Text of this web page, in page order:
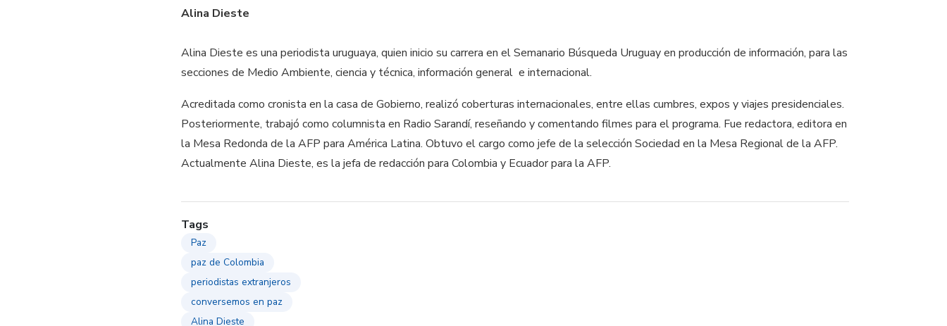
Alina Dieste
Alina Dieste es una periodista uruguaya, quien inicio su carrera en el Semanario Búsqueda Uruguay en producción de información, para las
secciones de Medio Ambiente, ciencia y técnica, información general e internacional.
Acreditada como cronista en la casa de Gobierno, realizó coberturas internacionales, entre ellas cumbres, expos y viajes presidenciales.
Posteriormente, trabajó como columnista en Radio Sarandí, reseñando y comentando filmes para el programa. Fue redactora, editora en
la Mesa Redonda de la AFP para América Latina. Obtuvo el cargo como jefe de la selección Sociedad en la Mesa Regional de la AFP.
Actualmente Alina Dieste, es la jefa de redacción para Colombia y Ecuador para la AFP.
Tags
Paz
paz de Colombia
periodistas extranjeros
conversemos en paz
Alina Dieste